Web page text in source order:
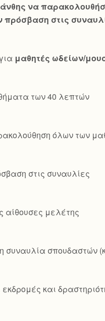
να
πρόσβαση στις
μαθητές ωδείων/
των 40 λεπτών
όλων των
στις συναυλίες
αίθουσες μελέτης
συναυλία σπουδαστών
και